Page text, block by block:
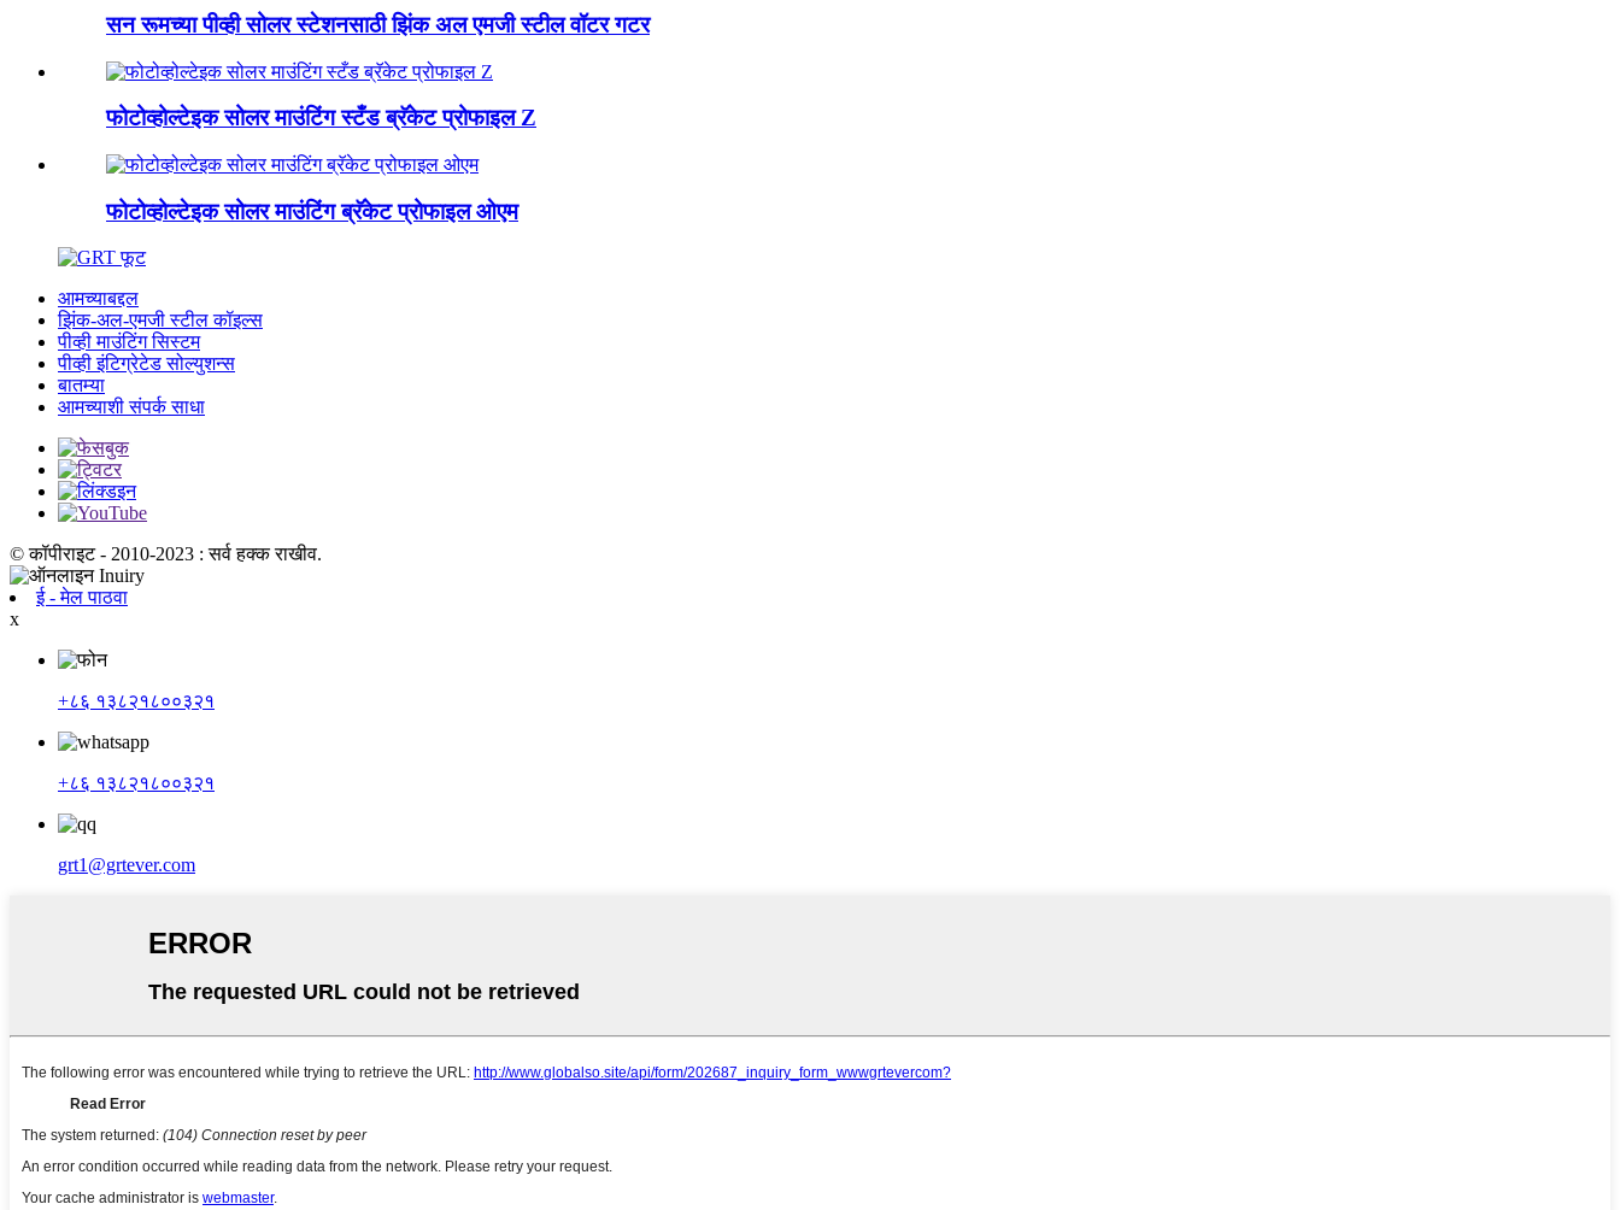
सन रूमच्या पीव्ही सोलर स्टेशनसाठी झिंक अल एमजी स्टील वॉटर गटर
फोटोव्होल्टेइक सोलर माउंटिंग स्टँड ब्रॅकेट प्रोफाइल Z
फोटोव्होल्टेइक सोलर माउंटिंग ब्रॅकेट प्रोफाइल ओएम
आमच्याबद्दल
झिंक-अल-एमजी स्टील कॉइल्स
पीव्ही माउंटिंग सिस्टम
पीव्ही इंटिग्रेटेड सोल्युशन्स
बातम्या
आमच्याशी संपर्क साधा
© कॉपीराइट - 2010-2023 : सर्व हक्क राखीव.
ई - मेल पाठवा
x
+८६ १३८२१८००३२१
+८६ १३८२१८००३२१
grt1@grtever.com